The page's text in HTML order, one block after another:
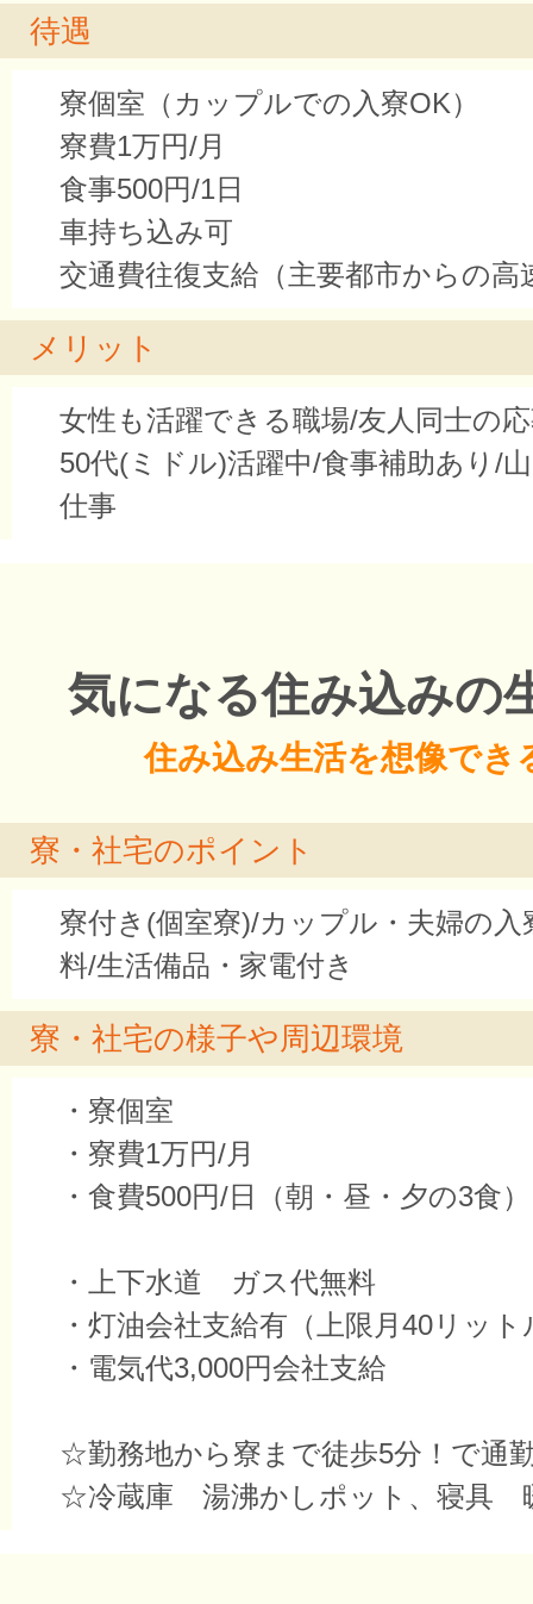
待遇
寮個室（カップルでの入寮OK）
寮費1万円/月
食事500円/1日
車持ち込み可
交通費往復支給（主要都市からの高
メリット
女性も活躍できる職場/友人同士の
50代(ミドル)活躍中/食事補助あり/
仕事
気になる住み込みの
住み込み生活を想像でき
寮・社宅のポイント
寮付き(個室寮)/カップル・夫婦の入
料/生活備品・家電付き
寮・社宅の様子や周辺環境
・寮個室
・寮費1万円/月
・食費500円/日（朝・昼・夕の3食）
・上下水道 ガス代無料
・灯油会社支給有（上限月40リット
・電気代3,000円会社支給
☆勤務地から寮まで徒歩5分！で通
☆冷蔵庫 湯沸かしポット、寝具